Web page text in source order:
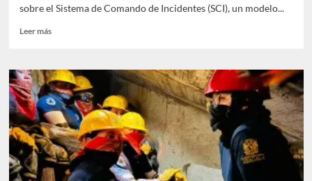
sobre el Sistema de Comando de Incidentes (SCI), un modelo...
Leer másLeer
Protección
Civil
Iztacala
se
capacita
en
Sistema
de
Comando